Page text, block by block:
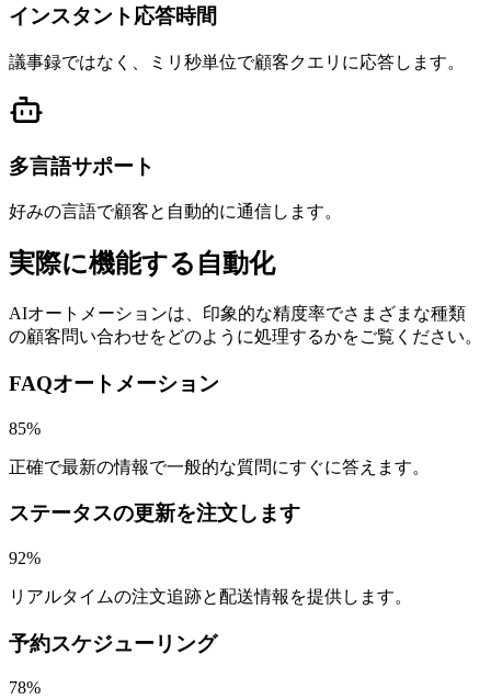
インスタント応答時間
議事録ではなく、ミリ秒単位で顧客クエリに応答します。
多言語サポート
好みの言語で顧客と自動的に通信します。
実際に機能する自動化
AIオートメーションは、印象的な精度率でさまざまな種類
の顧客問い合わせをどのように処理するかをご覧ください。
FAQオートメーション
85%
正確で最新の情報で一般的な質問にすぐに答えます。
ステータスの更新を注文します
92%
リアルタイムの注文追跡と配送情報を提供します。
予約スケジューリング
78%